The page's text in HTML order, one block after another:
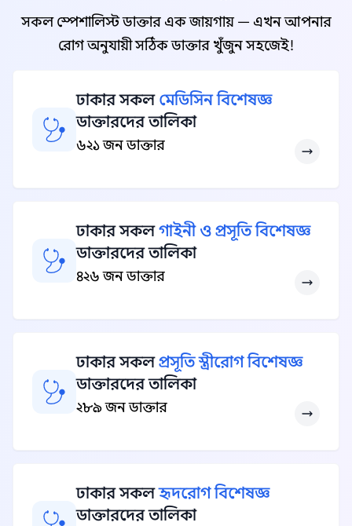
সকল স্পেশালিস্ট ডাক্তার এক জায়গায় — এখন আপনার
রোগ অনুযায়ী সঠিক ডাক্তার খুঁজুন সহজেই!
ঢাকার সকল মেডিসিন বিশেষজ্ঞ
ডাক্তারদের তালিকা
৬২১ জন ডাক্তার
ঢাকার সকলগাইনী ও প্রসূতি বিশেষজ্ঞ
ডাক্তারদের তালিকা
৪২৬ জন ডাক্তার
ঢাকার সকলপ্রসূতি স্ত্রীরোগ বিশেষজ্ঞ
ডাক্তারদের তালিকা
২৮৯ জন ডাক্তার
ঢাকার সকলহৃদরোগ বিশেষজ্ঞ
ডাক্তারদের তালিকা